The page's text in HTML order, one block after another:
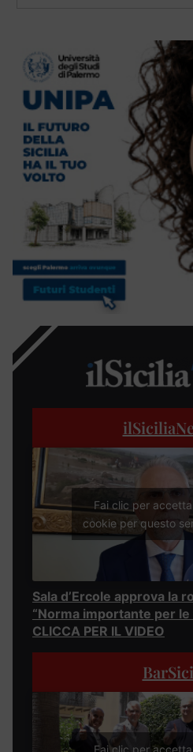
Fai clic per
cookie per questo
Sala d’Ercole approva la
“Norma importante per
CLICCA PER IL VIDEO
Fai clic per